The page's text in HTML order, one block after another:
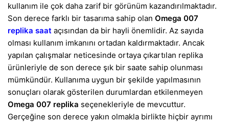
kullanım ile çok daha zarif bir görünüm kazandırılmaktadır.
Son derece farklı bir tasarıma sahip olan Omega 007
replika saat açısından da bir hayli önemlidir. Az sayıda
olması kullanım imkanını ortadan kaldırmaktadır. Ancak
yapılan çalışmalar neticesinde ortaya çıkartılan replika
ürünleriyle de son derece şık bir saate sahip olunması
mümkündür. Kullanıma uygun bir şekilde yapılmasının
sonuçları olarak gösterilen durumlardan etkilenmeyen
Omega 007 replika seçenekleriyle de mevcuttur.
Gerçeğine son derece yakın olmakla birlikte hiçbir ayrımı